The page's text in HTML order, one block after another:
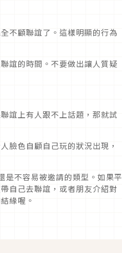
不顧聯誼了。這樣明顯的行為
誼的時間。不要做出讓人質疑
誼上有人跟不上話題，那就試
臉色自顧自己玩的狀況出現，
是不容易被邀請的類型。如果平
自己去聯誼，或者朋友介紹對
緣喔。